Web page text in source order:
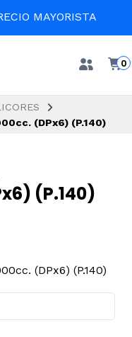
MAYORISTA
0
(DPx6) (P.140)
(P.140)
(DPx6) (P.140)